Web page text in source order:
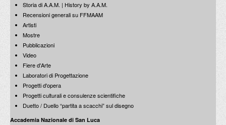
Storia di A.A.M. | History by A.A.M.
Recensioni generali su FFMAAM
Artisti
Mostre
Pubblicazioni
Video
Fiere d'Arte
Laboratori di Progettazione
Progetti d'opera
Progetti culturali e consulenze scientifiche
Duetto / Duello “partita a scacchi” sul disegno
Accademia Nazionale di San Luca